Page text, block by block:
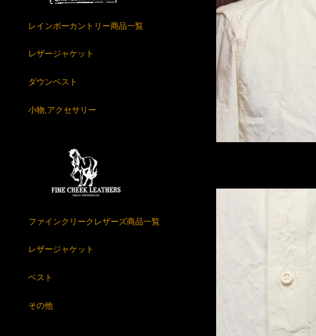
レインボーカントリー商品一覧
レザージャケット
ダウンベスト
小物,アクセサリー
ファインクリークレザーズ商品一覧
レザージャケット
ベスト
その他